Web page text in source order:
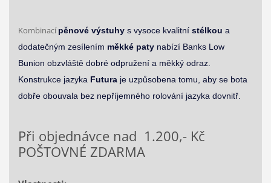
Kombinacípěnové výstuhys vysoce kvalitní stélkou a
dodatečným zesílením měkké patynabízí Banks Low
Bunion obzvláště dobré odpružení a měkký odraz.
Konstrukce jazyka Futuraje uzpůsobena tomu, aby se bota
dobře obouvala bez nepříjemného rolování jazyka dovnitř.
Při objednávce nad 1.200,- Kč
POŠTOVNÉ ZDARMA